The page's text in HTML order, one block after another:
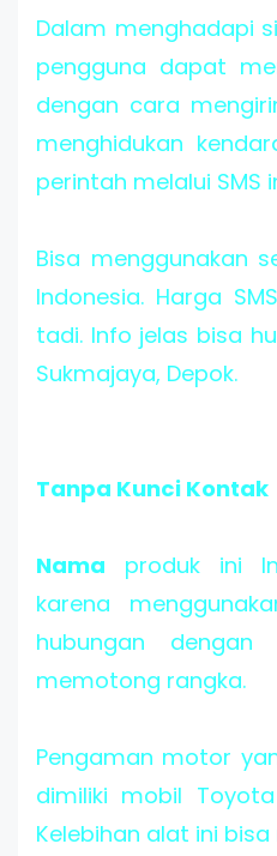
Dalam menghadapi
pengguna dapat
dengan cara
menghidukan
perintah melalui SMS
Bisa menggunakan
Indonesia. Harga
tadi. Info jelas bisa
Sukmajaya, Depok.
Tanpa Kunci Kontak
Nama produk ini
karena
hubungan
memotong rangka.
Pengaman motor
dimiliki mobil
Kelebihan alat ini